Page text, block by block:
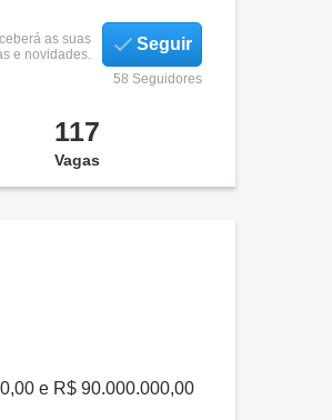
as suas
e novidades.
Seguir
58 Seguidores
117
Vagas
e R$ 90.000.000,00